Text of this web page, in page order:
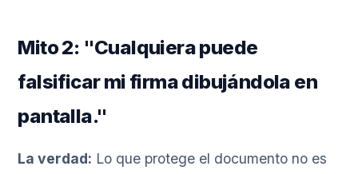
Mito 2: "Cualquiera puede
falsificar mi firma dibujándola en
pantalla."
La verdad: Lo que protege el documento no es